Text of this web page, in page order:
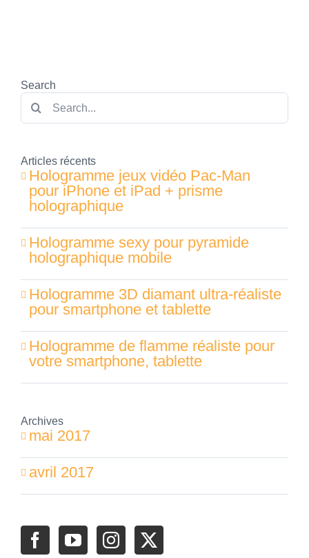
Search
Search
for:
Articles récents
Hologramme jeux vidéo Pac-Man
pour iPhone et iPad + prisme
holographique
Hologramme sexy pour pyramide
holographique mobile
Hologramme 3D diamant ultra-réaliste
pour smartphone et tablette
Hologramme de flamme réaliste pour
votre smartphone, tablette
Archives
mai 2017
avril 2017